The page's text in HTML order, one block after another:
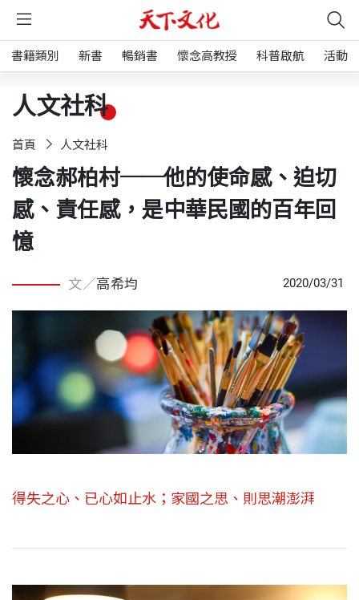
書籍類別 新書 暢銷書 懷念高教授 科普啟航 活動
人文社科
首頁 人文社科
懷念郝柏村──他的使命感、迫切
感、責任感，是中華民國的百年回
憶
文／高希均 2020/03/31
得失之心、已心如止水；家國之思、則思潮澎湃